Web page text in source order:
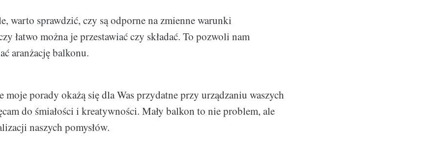
warto sprawdzić, czy są odporne na zmienne warunki
łatwo można je przestawiać czy składać. To pozwoli nam
aranżację balkonu.
moje porady okażą się dla Was przydatne przy urządzaniu waszych
do śmiałości i kreatywności. Mały balkon to nie problem, ale
naszych pomysłów.